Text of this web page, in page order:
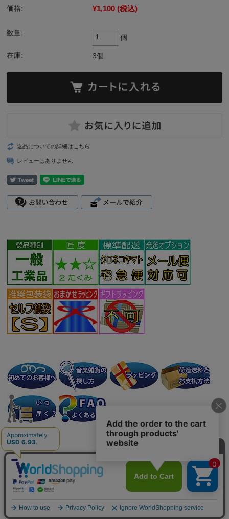
価格: ¥1,100 (税込)
数量:
個
在庫: 3個
返品についての詳細はこちら
レビューはありません